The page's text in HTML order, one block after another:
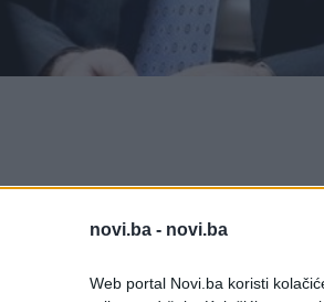
novi.ba - novi.ba
Web portal Novi.ba koristi
odvjetništvo raspisalo je
u bijegu. Na blogu je sinoć
piše index.hr.